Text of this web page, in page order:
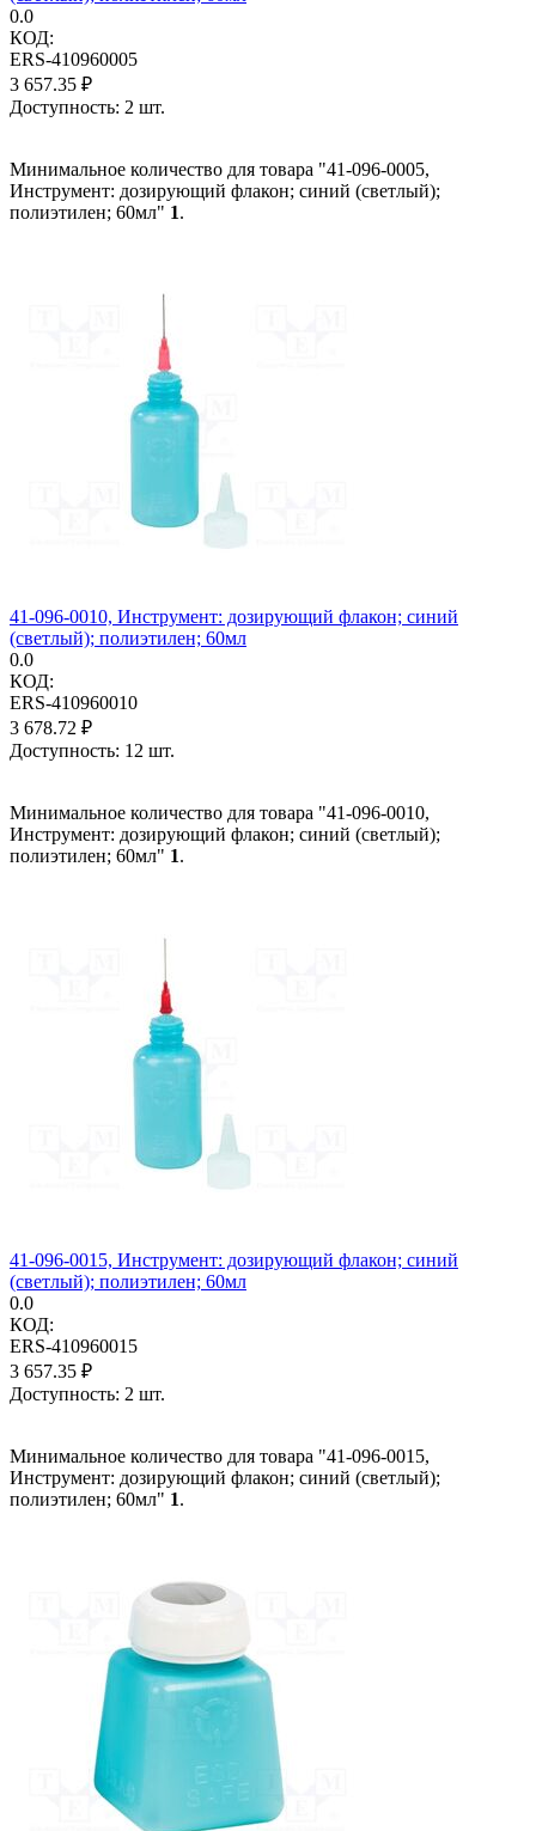
0.0
КОД:
ERS-410960005
3 657.35 ₽
Доступность: 2 шт.
Минимальное количество для товара "41-096-0005,
Инструмент: дозирующий флакон; синий (светлый);
полиэтилен; 60мл" 1.
41-096-0010, Инструмент: дозирующий флакон; синий
(светлый); полиэтилен; 60мл
0.0
КОД:
ERS-410960010
3 678.72 ₽
Доступность: 12 шт.
Минимальное количество для товара "41-096-0010,
Инструмент: дозирующий флакон; синий (светлый);
полиэтилен; 60мл" 1.
41-096-0015, Инструмент: дозирующий флакон; синий
(светлый); полиэтилен; 60мл
0.0
КОД:
ERS-410960015
3 657.35 ₽
Доступность: 2 шт.
Минимальное количество для товара "41-096-0015,
Инструмент: дозирующий флакон; синий (светлый);
полиэтилен; 60мл" 1.